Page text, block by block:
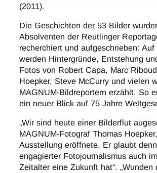
(2011).
Die Geschichten der 53 Bilder
Absolventen der Reutlinger
recherchiert und aufgeschrieben: Auf
werden Hintergründe, Entstehung
Fotos von Robert Capa, Marc
Hoepker, Steve McCurry und vielen
MAGNUM-Bildreportern erzählt. So
ein neuer Blick auf 75 Jahre
„Wir sind heute einer Bilderflut
MAGNUM-Fotograf Thomas
Ausstellung eröffnete. Er glaubt
engagierter Fotojournalismus auch
Zeitalter eine Zukunft hat“. „Wunden